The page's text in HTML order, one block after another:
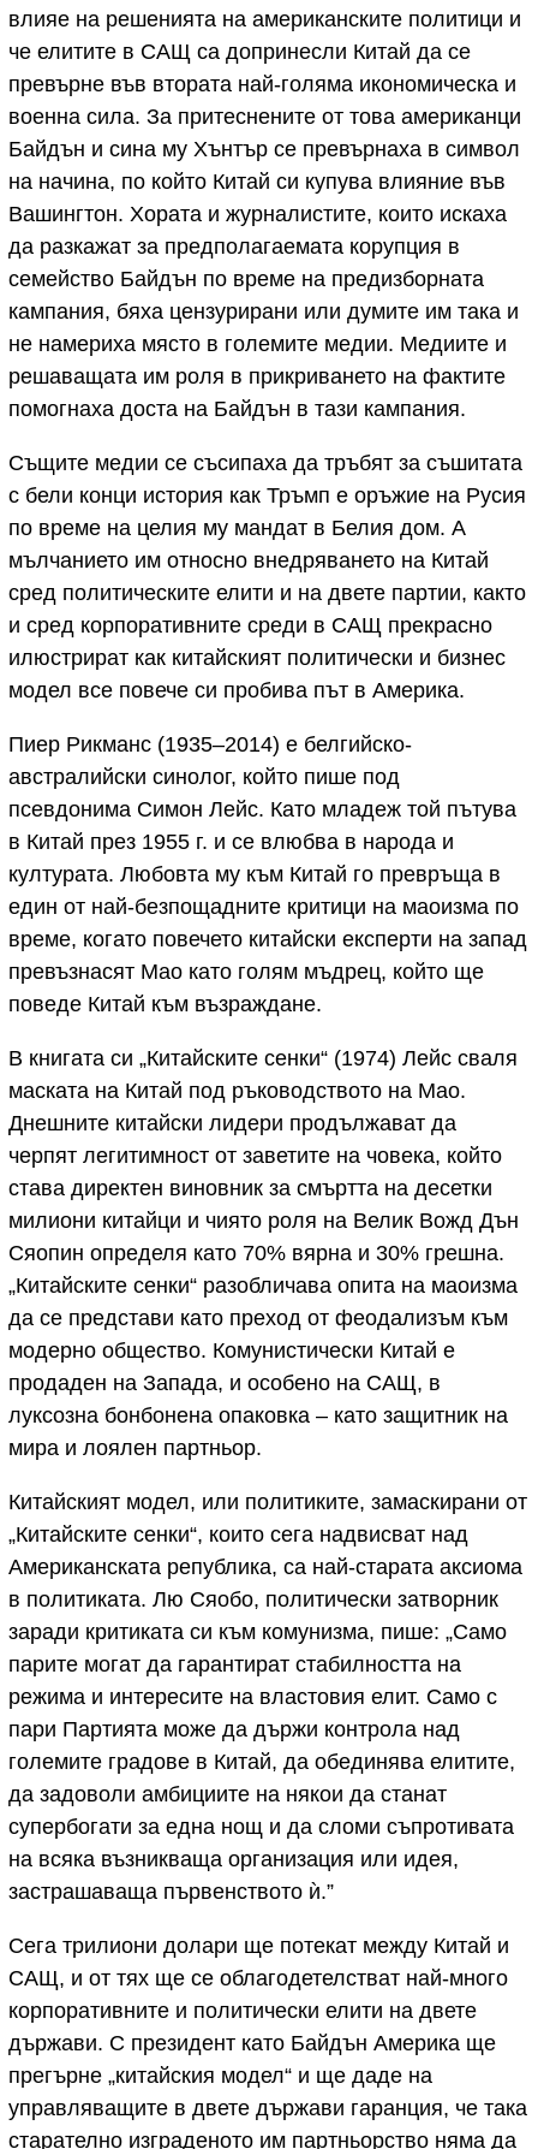
влияе на решенията на американските политици и
че елитите в САЩ са допринесли Китай да се
превърне във втората най-голяма икономическа и
военна сила. За притеснените от това американци
Байдън и сина му Хънтър се превърнаха в символ
на начина, по който Китай си купува влияние във
Вашингтон. Хората и журналистите, които искаха
да разкажат за предполагаемата корупция в
семейство Байдън по време на предизборната
кампания, бяха цензурирани или думите им така и
не намериха място в големите медии. Медиите и
решаващата им роля в прикриването на фактите
помогнаха доста на Байдън в тази кампания.
Същите медии се съсипаха да тръбят за съшитата
с бели конци история как Тръмп е оръжие на Русия
по време на целия му мандат в Белия дом. А
мълчанието им относно внедряването на Китай
сред политическите елити и на двете партии, както
и сред корпоративните среди в САЩ прекрасно
илюстрират как китайският политически и бизнес
модел все повече си пробива път в Америка.
Пиер Рикманс (1935–2014) е белгийско-
австралийски синолог, който пише под
псевдонима Симон Лейс. Като младеж той пътува
в Китай през 1955 г. и се влюбва в народа и
културата. Любовта му към Китай го превръща в
един от най-безпощадните критици на маоизма по
време, когато повечето китайски експерти на запад
превъзнасят Мао като голям мъдрец, който ще
поведе Китай към възраждане.
В книгата си „Китайските сенки“ (1974) Лейс сваля
маската на Китай под ръководството на Мао.
Днешните китайски лидери продължават да
черпят легитимност от заветите на човека, който
става директен виновник за смъртта на десетки
милиони китайци и чиято роля на Велик Вожд Дън
Сяопин определя като 70% вярна и 30% грешна.
„Китайските сенки“ разобличава опита на маоизма
да се представи като преход от феодализъм към
модерно общество. Комунистически Китай е
продаден на Запада, и особено на САЩ, в
луксозна бонбонена опаковка – като защитник на
мира и лоялен партньор.
Китайският модел, или политиките, замаскирани от
„Китайските сенки“, които сега надвисват над
Американската република, са най-старата аксиома
в политиката. Лю Сяобо, политически затворник
заради критиката си към комунизма, пише: „Само
парите могат да гарантират стабилността на
режима и интересите на властовия елит. Само с
пари Партията може да държи контрола над
големите градове в Китай, да обединява елитите,
да задоволи амбициите на някои да станат
супербогати за една нощ и да сломи съпротивата
на всяка възникваща организация или идея,
застрашаваща първенството ѝ.”
Сега трилиони долари ще потекат между Китай и
САЩ, и от тях ще се облагодетелстват най-много
корпоративните и политически елити на двете
държави. С президент като Байдън Америка ще
прегърне „китайския модел“ и ще даде на
управляващите в двете държави гаранция, че така
старателно изграденото им партньорство няма да